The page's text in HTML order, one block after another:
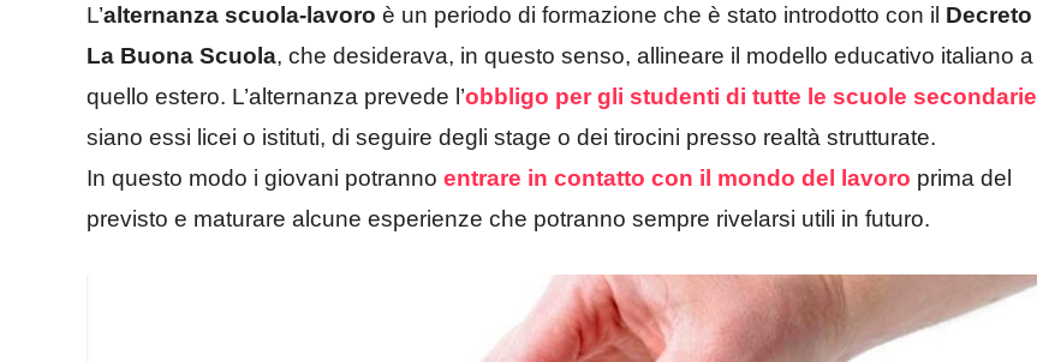
L’alternanza scuola-lavoro è un periodo di formazione che è stato introdotto con il Decreto
La Buona Scuola, che desiderava, in questo senso, allineare il modello educativo italiano a
quello estero. L’alternanza prevede l’obbligo per gli studenti di tutte le scuole secondarie
siano essi licei o istituti, di seguire degli stage o dei tirocini presso realtà strutturate.
In questo modo i giovani potranno entrare in contatto con il mondo del lavoro prima del
previsto e maturare alcune esperienze che potranno sempre rivelarsi utili in futuro.